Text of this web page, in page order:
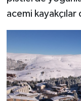
acemi kayakçılar